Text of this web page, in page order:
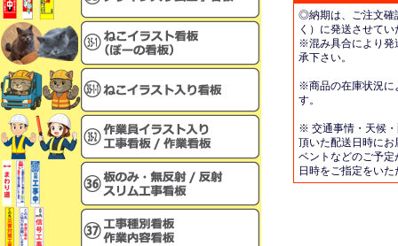
◎納期は、ご注文確
く）に発送させて
※混み具合により発
承下さい。
※商品の在庫状況に
す。
※ 交通事情・天候
頂いた配送日時に
ベントなどのご予
日時をご指定をい